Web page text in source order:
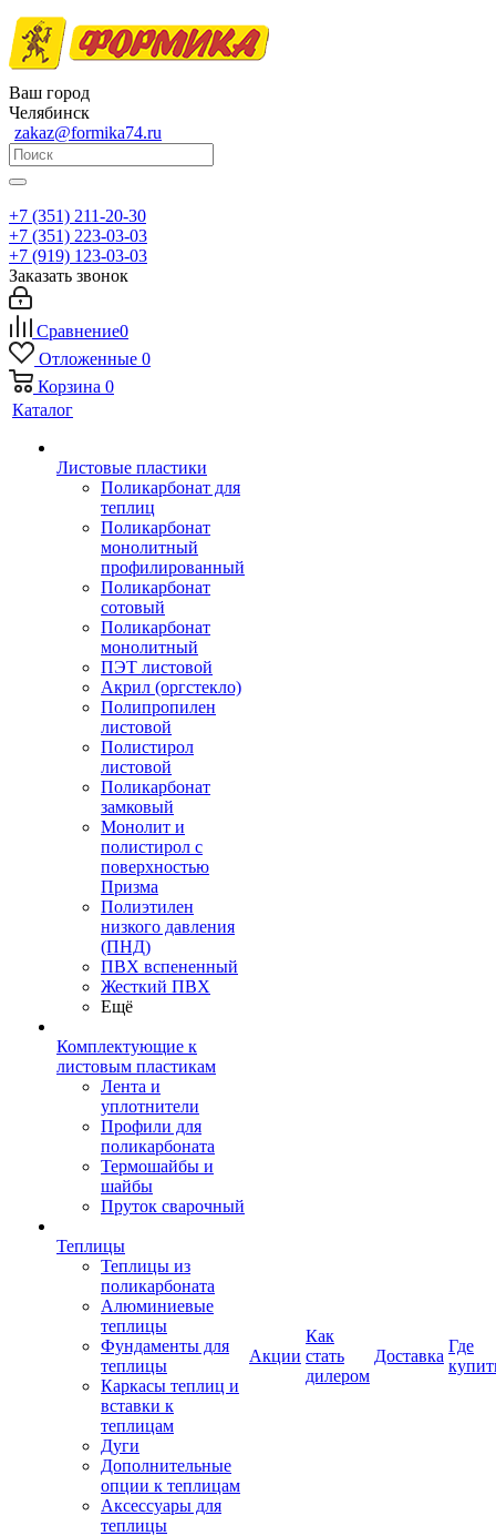
Ваш город
Челябинск
zakaz@formika74.ru
+7 (351) 211-20-30
+7 (351) 223-03-03
+7 (919) 123-03-03
Заказать звонок
Сравнение0
Отложенные 0
Корзина 0
Каталог
Листовые пластики
Поликарбонат для
теплиц
Поликарбонат
монолитный
профилированный
Поликарбонат
сотовый
Поликарбонат
монолитный
ПЭТ листовой
Акрил (оргстекло)
Полипропилен
листовой
Полистирол
листовой
Поликарбонат
замковый
Монолит и
полистирол с
поверхностью
Призма
Полиэтилен
низкого давления
(ПНД)
ПВХ вспененный
Жесткий ПВХ
Ещё
Комплектующие к
листовым пластикам
Лента и
уплотнители
Профили для
поликарбоната
Термошайбы и
шайбы
Пруток сварочный
Теплицы
Теплицы из
поликарбоната
Алюминиевые
теплицы
Фундаменты для
теплицы
Каркасы теплиц и
вставки к
теплицам
Дуги
Дополнительные
опции к теплицам
Аксессуары для
теплицы
Акции
Как
стать
дилером
Доставка
Где